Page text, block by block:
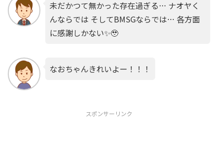
未だかつて無かった存在過ぎる… ナオヤく
んならでは そしてBMSGならでは… 各方面
に感謝しかない✨🥹
なおちゃんきれいよー！！！
スポンサーリンク